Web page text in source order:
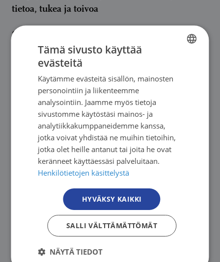
tietoa, tukea ja toivoa
Syöpäjärjestöjen kaikille avoin webinaarisarja
jatkuu syksyllä.
|02.07.2026
EU valmistelee uudistuksia tupakka- ja
FINNISH
Tämä sivusto käyttää
evästeitä
Käytämme evästeitä sisällön, mainosten
personointiin ja liikenteemme
analysointiin. Jaamme myös tietoja
sivustomme käytöstäsi mainos- ja
analytiikkakumppaneidemme kanssa,
jotka voivat yhdistää ne muihin tietoihin,
jotka olet heille antanut tai joita he ovat
keränneet käyttäessäsi palveluitaan.
Henkilötietojen käsittelystä
HYVÄKSY KAIKKI
SALLI VÄLTTÄMÄTTÖMÄT
NÄYTÄ TIEDOT